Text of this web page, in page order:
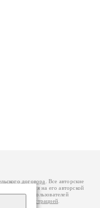
договора
. Все авторские
обратиться на его авторской
. Данные пользователей
с администрацией